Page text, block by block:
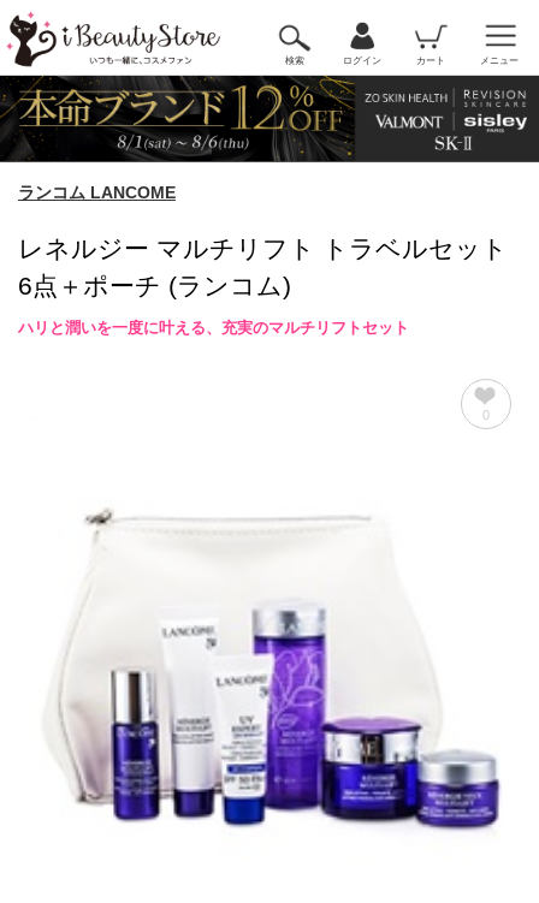
検索 ログイン カート メニュー
ランコム LANCOME
レネルジー マルチリフト トラベルセット
6点＋ポーチ (ランコム)
ハリと潤いを一度に叶える、充実のマルチリフトセット
0